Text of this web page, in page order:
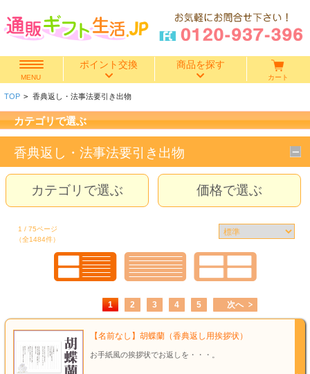
MENU
ポイント交換 商品を探す
快気祝い
香典返し
出産内祝い
結婚内祝い
結婚引き出物
新築祝い
カート
TOP > 香典返し・法事法要引き出物
カテゴリで選ぶ
香典返し・法事法要引き出物
カテゴリで選ぶ 価格で選ぶ
1 / 75ページ
（全1484件）
1 2 3 4 5 次へ
【名前なし】胡蝶蘭（香典返し用挨拶状）
お手紙風の挨拶状でお返しを・・・。